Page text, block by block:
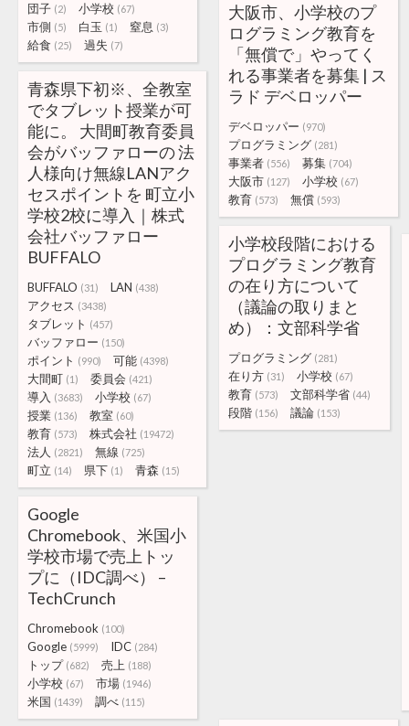
団子 (2) 小学校 (67)
市側 (5) 白玉 (1) 窒息 (3)
給食 (25) 過失 (7)
大阪市、小学校のプ
ログラミング教育を
「無償で」やってく
れる事業者を募集 | ス
ラド デベロッパー
デベロッパー (970)
プログラミング (281)
事業者 (556) 募集 (704)
大阪市 (127) 小学校 (67)
教育 (573) 無償 (593)
青森県下初※、全教室
でタブレット授業が可
能に。 大間町教育委員
会がバッファローの 法
人様向け無線LANアク
セスポイントを 町立小
学校2校に導入｜株式
会社バッファロー
BUFFALO
BUFFALO (31) LAN (438)
アクセス (3438)
タブレット (457)
バッファロー (150)
ポイント (990) 可能 (4398)
大間町 (1) 委員会 (421)
導入 (3683) 小学校 (67)
授業 (136) 教室 (60)
教育 (573) 株式会社 (19472)
法人 (2821) 無線 (725)
町立 (14) 県下 (1) 青森 (15)
小学校段階における
プログラミング教育
の在り方について
（議論の取りまと
め）：文部科学省
プログラミング (281)
在り方 (31) 小学校 (67)
教育 (573) 文部科学省 (44)
段階 (156) 議論 (153)
Google
Chromebook、米国小
学校市場で売上トッ
プに（IDC調べ） –
TechCrunch
Chromebook (100)
Google (5999) IDC (284)
トップ (682) 売上 (188)
小学校 (67) 市場 (1946)
米国 (1439) 調べ (115)